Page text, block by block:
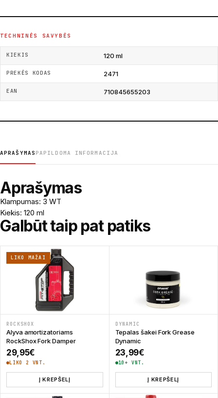
TECHNINĖS SAVYBĖS
KIEKIS 120 ml
PREKĖS KODAS 2471
EAN 710845655203
APRAŠYMAS PAPILDOMA INFORMACIJA
Aprašymas
Klampumas: 3 WT
Kiekis: 120 ml
Galbūt taip pat patiks
LIKO MAŽAI
ROCKSHOX
Alyva amortizatoriams
RockShox Fork Damper
29,95€
LIKO 2 VNT.
Į KREPŠELĮ
DYNAMIC
Tepalas šakei Fork Grease
Dynamic
23,99€
10+ VNT.
Į KREPŠELĮ